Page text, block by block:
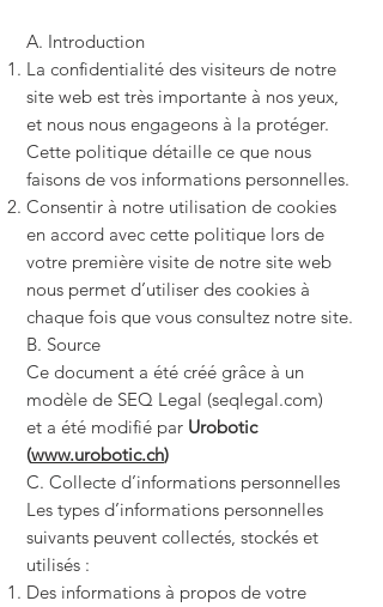
A. Introduction
La confidentialité des visiteurs de notre
site web est très importante à nos yeux,
et nous nous engageons à la protéger.
Cette politique détaille ce que nous
faisons de vos informations personnelles.
Consentir à notre utilisation de cookies
en accord avec cette politique lors de
votre première visite de notre site web
nous permet d’utiliser des cookies à
chaque fois que vous consultez notre site.
B. Source
Ce document a été créé grâce à un
modèle de SEQ Legal (seqlegal.com)
et a été modifié par Urobotic
(www.urobotic.ch)
C. Collecte d’informations personnelles
Les types d’informations personnelles
suivants peuvent collectés, stockés et
utilisés :
Des informations à propos de votre